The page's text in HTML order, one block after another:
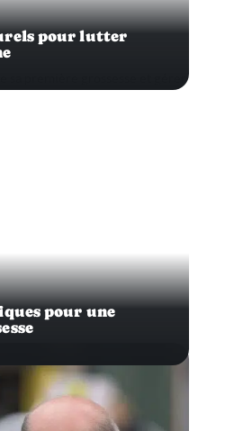
pour lutter
pour une